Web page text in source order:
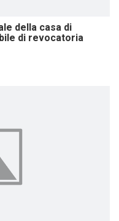
della casa di
di revocatoria